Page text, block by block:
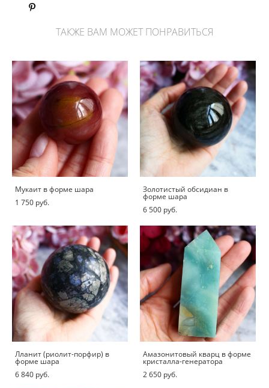
ТАКЖЕ ВАМ МОЖЕТ ПОНРАВИТЬСЯ
Мукаит в форме шара
1 750 pуб.
Золотистый обсидиан в
форме шара
6 500 pуб.
Лланит (риолит-порфир) в
форме шара
6 840 pуб.
Амазонитовый кварц в форме
кристалла-генератора
2 650 pуб.